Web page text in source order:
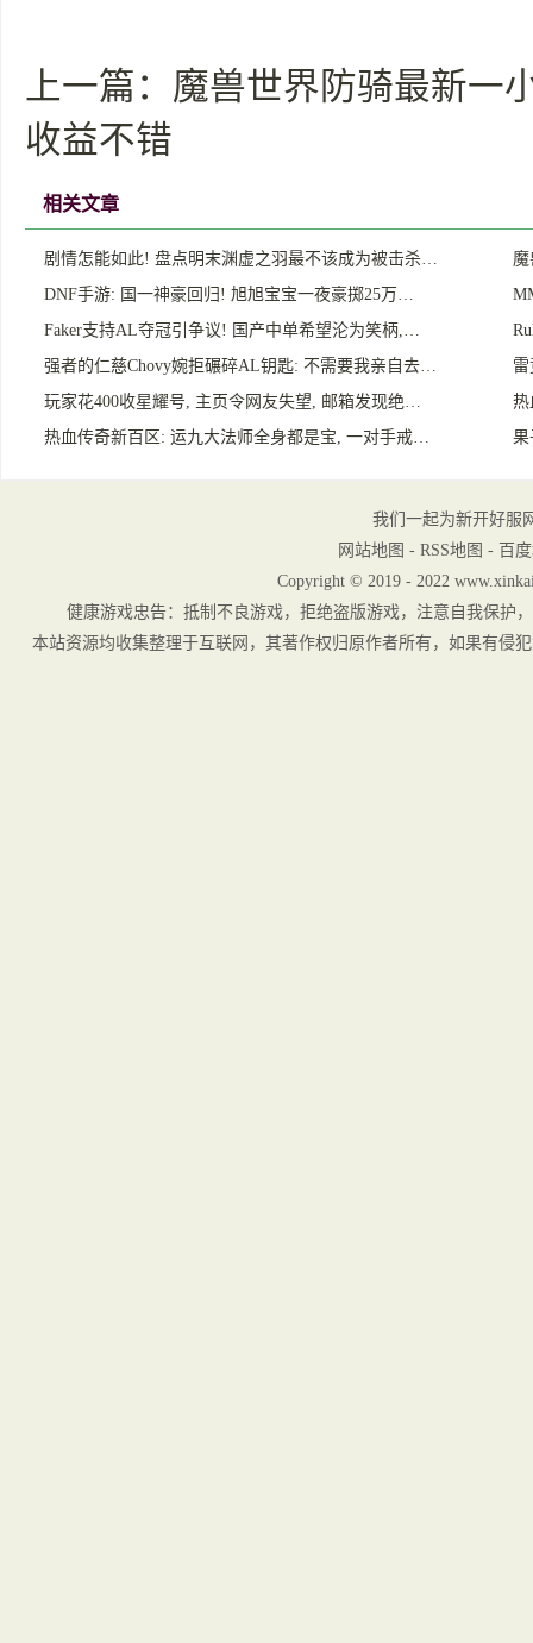
上一篇： 魔兽世界防骑最新一
收益不错
相关文章
剧情怎能如此! 盘点明末渊虚之羽最不该成为被击杀…
DNF手游: 国一神豪回归! 旭旭宝宝一夜豪掷25万…
Faker支持AL夺冠引争议! 国产中单希望沦为笑柄,…
强者的仁慈Chovy婉拒碾碎AL钥匙: 不需要我亲自去…
玩家花400收星耀号, 主页令网友失望, 邮箱发现绝…
热
热血传奇新百区: 运九大法师全身都是宝, 一对手戒…
果
我们一起为新开好服
网站地图 - RSS地图 - 百
Copyright © 2019 - 2022
健康游戏忠告：抵制不良游戏，拒绝盗版游戏，注意自我保护
本站资源均收集整理于互联网，其著作权归原作者所有，如果有侵